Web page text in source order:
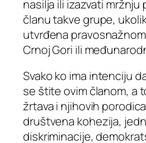
nasilja ili izazvati mržnju
članu takve grupe,
utvrđena
Crnoj Gori ili
Svako ko ima intenciju
se štite ovim članom, a
žrtava i njihovih
društvena kohezija,
diskriminacije,